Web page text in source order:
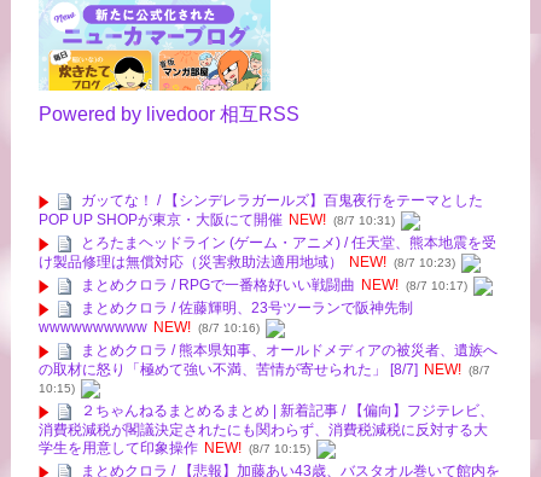
Powered by livedoor 相互RSS
ガッてな！ / 【シンデレラガールズ】百鬼夜行をテーマとした
POP UP SHOPが東京・大阪にて開催 NEW! (8/7 10:31)
とろたまヘッドライン (ゲーム・アニメ) / 任天堂、熊本地震を受
け製品修理は無償対応（災害救助法適用地域）
NEW! (8/7 10:23)
まとめクロラ / RPGで一番格好いい戦闘曲 NEW! (8/7 10:17)
まとめクロラ / 佐藤輝明、23号ツーランで阪神先制
wwwwwwwwww NEW! (8/7 10:16)
まとめクロラ / 熊本県知事、オールドメディアの被災者、遺族へ
の取材に怒り「極めて強い不満、苦情が寄せられた」 [8/7] NEW! (8/7
10:15)
２ちゃんねるまとめるまとめ | 新着記事 / 【偏向】フジテレビ、
消費税減税が閣議決定されたにも関わらず、消費税減税に反対する大
学生を用意して印象操作 NEW! (8/7 10:15)
まとめクロラ / 【悲報】加藤あい43歳、バスタオル巻いて館内を